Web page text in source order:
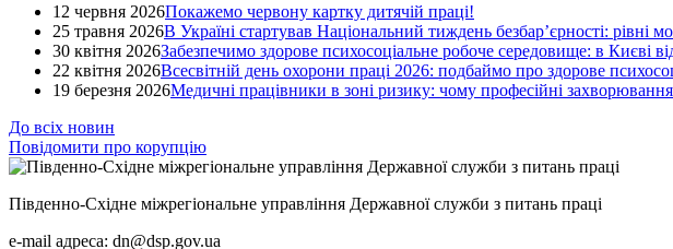
12 червня 2026Покажемо червону картку дитячій праці!
25 травня 2026В Україні стартував Національний тиждень безбар’єрності:
30 квітня 2026Забезпечимо здорове психосоціальне робоче середовище: в Києві
22 квітня 2026Всесвітній день охорони праці 2026: подбаймо про здорове
19 березня 2026Медичні працівники в зоні ризику: чому професійні
До всіх новин
Повідомити про корупцію
Південно-Східне міжрегіональне управління Державної служби з питань праці
e-mail адреса: dn@dsp.gov.ua